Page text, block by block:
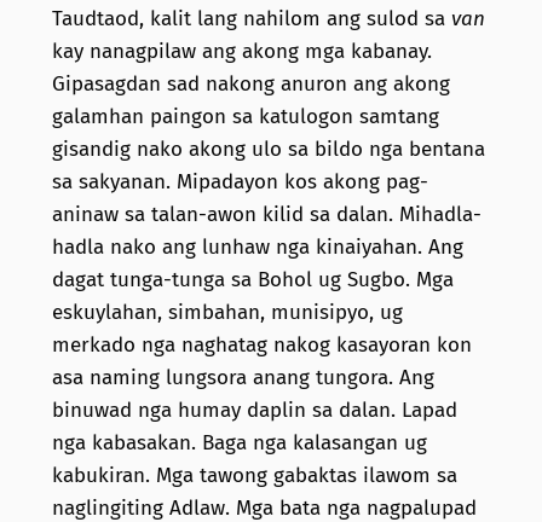
Taudtaod, kalit lang nahilom ang sulod sa van
kay nanagpilaw ang akong mga kabanay.
Gipasagdan sad nakong anuron ang akong
galamhan paingon sa katulogon samtang
gisandig nako akong ulo sa bildo nga bentana
sa sakyanan. Mipadayon kos akong pag-
aninaw sa talan-awon kilid sa dalan. Mihadla-
hadla nako ang lunhaw nga kinaiyahan. Ang
dagat tunga-tunga sa Bohol ug Sugbo. Mga
eskuylahan, simbahan, munisipyo, ug
merkado nga naghatag nakog kasayoran kon
asa naming lungsora anang tungora. Ang
binuwad nga humay daplin sa dalan. Lapad
nga kabasakan. Baga nga kalasangan ug
kabukiran. Mga tawong gabaktas ilawom sa
naglingiting Adlaw. Mga bata nga nagpalupad